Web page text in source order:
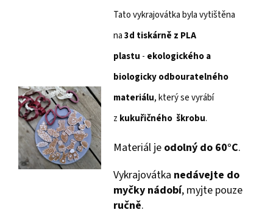
Tato vykrajovátka byla vytištěna
na3d tiskárně z PLA
plastu - ekologického a
biologicky odbouratelného
materiálu, který se vyrábí
z kukuřičného škrobu.
Materiál je odolný do 60°C.
Vykrajovátka nedávejte do
myčky nádobí, myjte pouze
ručně.